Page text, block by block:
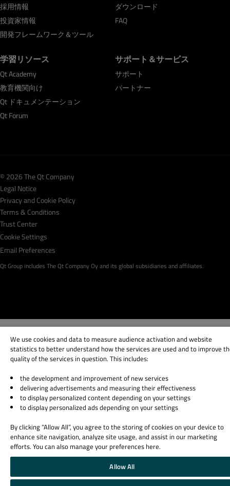
採用情報
投資家情報
開発フレームワーク＆ツール
ダウンロード
FAQ
学習リソース
Qt Academy
教育機関向け
Qt ドキュメンテーション
Qt Forum
サポート＆サービス
サポート
パートナー
© 2026 The Qt Company
Legal Notice
Privacy and Cookie Policy
Terms & Conditions
Trust Center
Cookie Settings
Email Preferences
Qt Group includes The Qt Company Oy and its global subsidiaries and affiliates.
We use cookies and data to measure audience activation and website
statistics to better understand how the services are used and to improve
quality of the services in question. This includes:
the development and improvement of new services
delivering advertisements and measuring their effectiveness
to display personalized content depending on your settings
to display personalized ads depending on your settings
By clicking “Allow All”, you agree to the storing of cookies on your device to
enhance site navigation, analyze site usage, and assist in our marketing
efforts. You can also manage your preferences here.
Allow All